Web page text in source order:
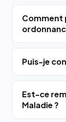
Comment
Puis-je
Est-ce
Maladie ?